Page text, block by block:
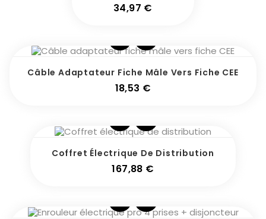
34,97 €
Câble Adaptateur Fiche Mâle Vers Fiche CEE
18,53 €
Coffret Électrique De Distribution
167,88 €